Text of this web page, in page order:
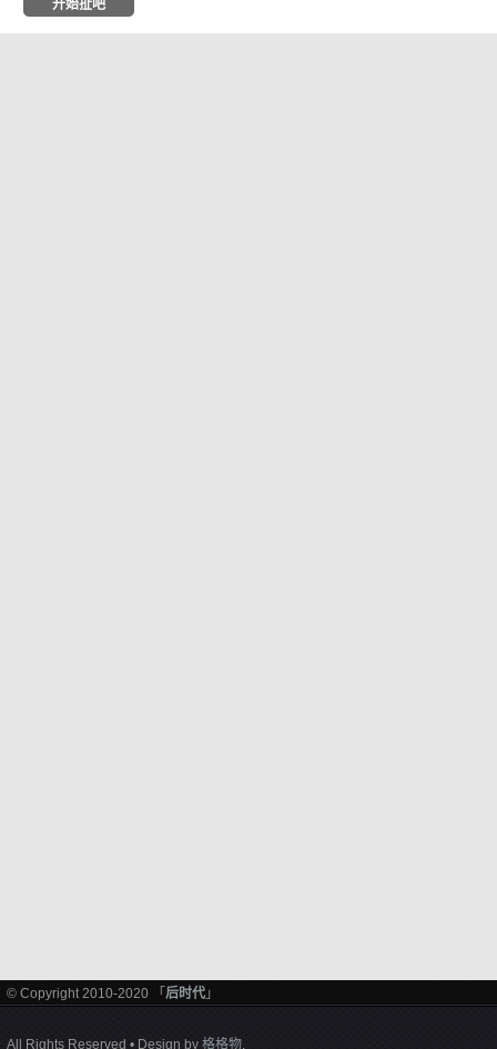
© Copyright 2010-2020 「 后时代 」
All Rights Reserved • Design by 格格物.